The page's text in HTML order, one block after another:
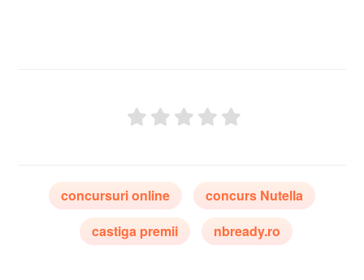
concursuri online
concurs Nutella
castiga premii
nbready.ro